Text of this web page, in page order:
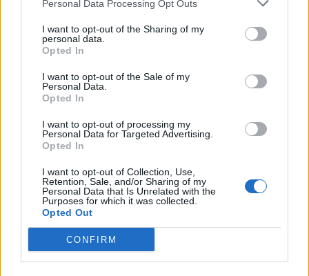
Personal Data Processing Opt Outs
I want to opt-out of the Sharing of my
personal data.
Opted In
I want to opt-out of the Sale of my
Personal Data.
Opted In
I want to opt-out of processing my
Personal Data for Targeted Advertising.
Opted In
I want to opt-out of Collection, Use,
Retention, Sale, and/or Sharing of my
Personal Data that Is Unrelated with the
Purposes for which it was collected.
Opted Out
CONFIRM
schermo LED con estrema facilità.
Questo display innovativo consente infine di
schermo si spegne e le parti principali del circuito all’interno del
maxischermo LED entrano in modalità standby.
“Il nuovo maxischermo LED All-in-One arricchisce la nostra offerta
versione da 136″ con pixel pitch da 1,56 mm introdotta lo scorso
commenta Luca Russo, Business Solutions Sales Director
di LG Electronics Italia.
installazione, i nostri prodotti sono gli alleati ideali per digitalizzare
qualunque spazio rendendolo evoluto e funzionale”.